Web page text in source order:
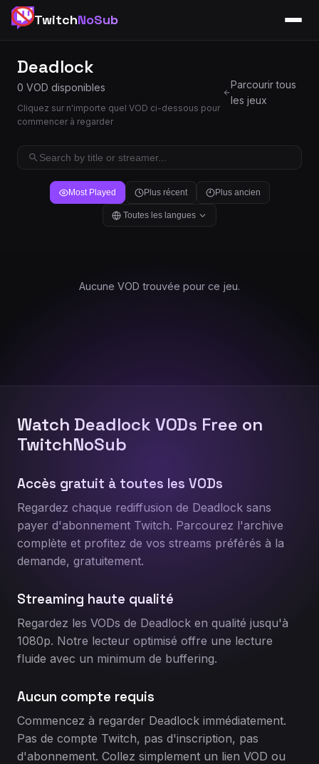
TwitchNoSub
Deadlock
0 VOD disponibles
Cliquez sur n'importe quel VOD ci-dessous pour
commencer à regarder
Parcourir tous
les jeux
Most Played Plus récent Plus ancien
Toutes les langues
Aucune VOD trouvée pour ce jeu.
Watch Deadlock VODs Free on
TwitchNoSub
Accès gratuit à toutes les VODs
Regardez chaque rediffusion de Deadlock sans
payer d'abonnement Twitch. Parcourez l'archive
complète et profitez de vos streams préférés à la
demande, gratuitement.
Streaming haute qualité
Regardez les VODs de Deadlock en qualité jusqu'à
1080p. Notre lecteur optimisé offre une lecture
fluide avec un minimum de buffering.
Aucun compte requis
Commencez à regarder Deadlock immédiatement.
Pas de compte Twitch, pas d'inscription, pas
d'abonnement. Collez simplement un lien VOD ou